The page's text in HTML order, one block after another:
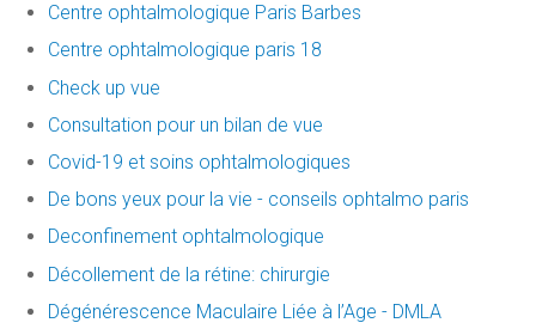
Centre ophtalmologique Paris Barbes
Centre ophtalmologique paris 18
Check up vue
Consultation pour un bilan de vue
Covid-19 et soins ophtalmologiques
De bons yeux pour la vie - conseils ophtalmo paris
Deconfinement ophtalmologique
Décollement de la rétine: chirurgie
Dégénérescence Maculaire Liée à l’Age - DMLA